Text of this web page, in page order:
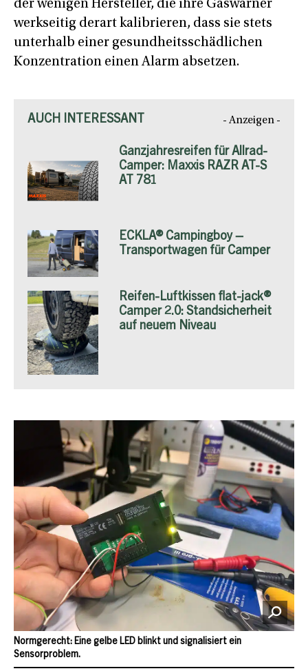
der wenigen Hersteller, die ihre Gaswarner
werkseitig derart kalibrieren, dass sie stets
unterhalb einer gesundheitsschädlichen
Konzentration einen Alarm absetzen.
AUCH INTERESSANT - Anzeigen -
Ganzjahresreifen für Allrad-
Camper: Maxxis RAZR AT-S
AT 781
ECKLA® Campingboy –
Transportwagen für Camper
Reifen-Luftkissen flat-jack®
Camper 2.0: Standsicherheit
auf neuem Niveau
Normgerecht: Eine gelbe LED blinkt und signalisiert ein
Sensorproblem.